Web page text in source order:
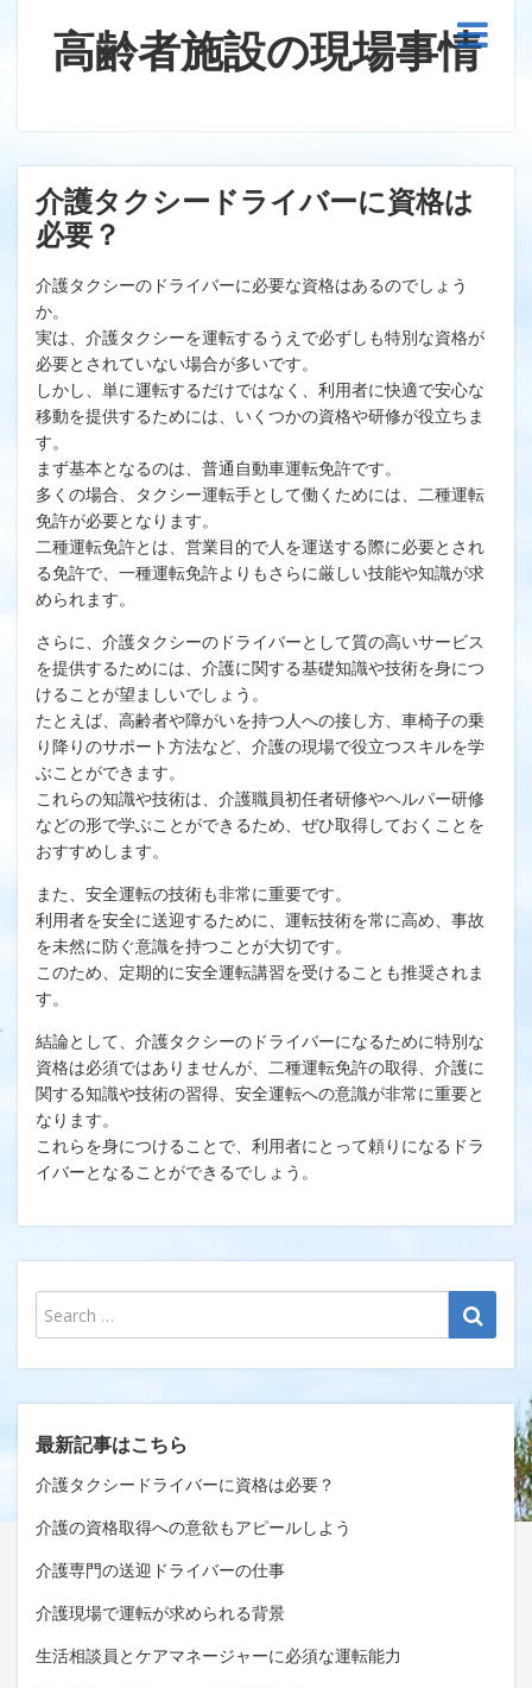
高齢者施設の現場事情
介護タクシードライバーに資格は
必要？
介護タクシーのドライバーに必要な資格はあるのでしょう
か。
実は、介護タクシーを運転するうえで必ずしも特別な資格が
必要とされていない場合が多いです。
しかし、単に運転するだけではなく、利用者に快適で安心な
移動を提供するためには、いくつかの資格や研修が役立ちま
す。
まず基本となるのは、普通自動車運転免許です。
多くの場合、タクシー運転手として働くためには、二種運転
免許が必要となります。
二種運転免許とは、営業目的で人を運送する際に必要とされ
る免許で、一種運転免許よりもさらに厳しい技能や知識が求
められます。
さらに、介護タクシーのドライバーとして質の高いサービス
を提供するためには、介護に関する基礎知識や技術を身につ
けることが望ましいでしょう。
たとえば、高齢者や障がいを持つ人への接し方、車椅子の乗
り降りのサポート方法など、介護の現場で役立つスキルを学
ぶことができます。
これらの知識や技術は、介護職員初任者研修やヘルパー研修
などの形で学ぶことができるため、ぜひ取得しておくことを
おすすめします。
また、安全運転の技術も非常に重要です。
利用者を安全に送迎するために、運転技術を常に高め、事故
を未然に防ぐ意識を持つことが大切です。
このため、定期的に安全運転講習を受けることも推奨されま
す。
結論として、介護タクシーのドライバーになるために特別な
資格は必須ではありませんが、二種運転免許の取得、介護に
関する知識や技術の習得、安全運転への意識が非常に重要と
なります。
これらを身につけることで、利用者にとって頼りになるドラ
イバーとなることができるでしょう。
最新記事はこちら
介護タクシードライバーに資格は必要？
介護の資格取得への意欲もアピールしよう
介護専門の送迎ドライバーの仕事
介護現場で運転が求められる背景
生活相談員とケアマネージャーに必須な運転能力